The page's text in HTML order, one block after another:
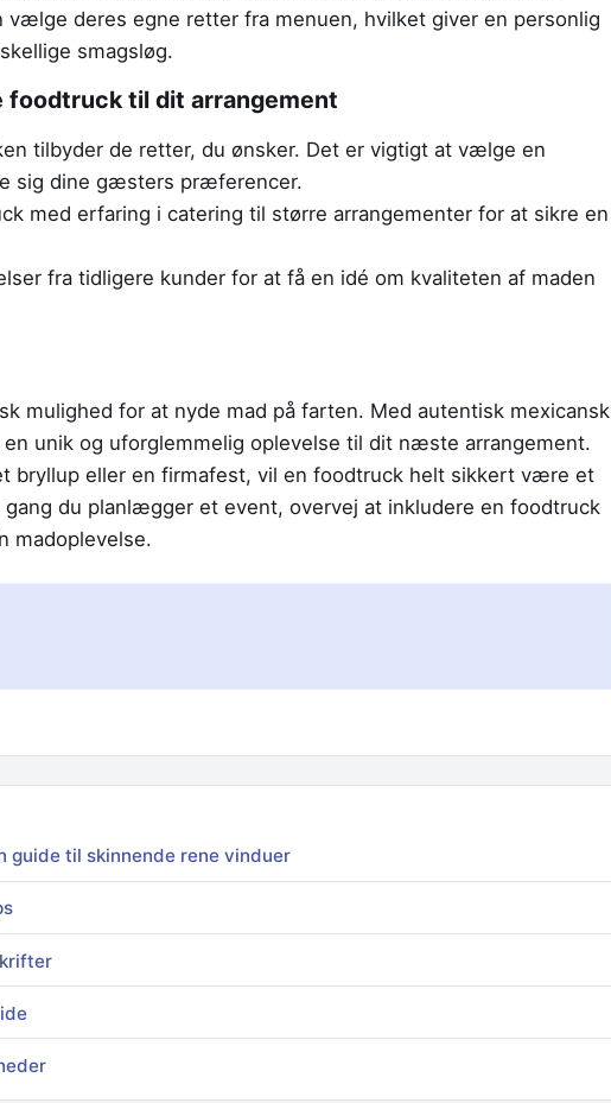
vælge deres egne retter fra menuen, hvilket giver en personlig
smagsløg.
til dit arrangement
tilbyder de retter, du ønsker. Det er vigtigt at vælge en
sig dine gæsters præferencer.
med erfaring i catering til større arrangementer for at sikre en
fra tidligere kunder for at få en idé om kvaliteten af maden
mulighed for at nyde mad på farten. Med autentisk mexicansk
en unik og uforglemmelig oplevelse til dit næste arrangement.
bryllup eller en firmafest, vil en foodtruck helt sikkert være et
du planlægger et event, overvej at inkludere en foodtruck
madoplevelse.
guide til skinnende rene vinduer